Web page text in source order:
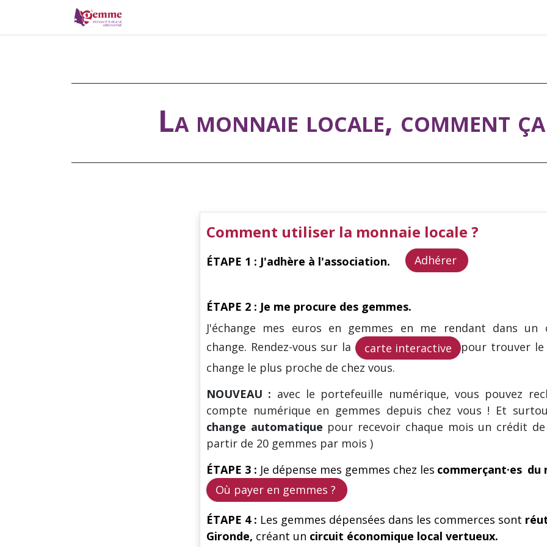
La monnaie locale, comment
Comment utiliser la monnaie locale ?
ÉTAPE 1 : J'adhère à l'association. Adhérer
ÉTAPE 2 : Je me procure des gemmes.
J'échange mes euros en gemmes en me rendant dans un
change. Rendez-vous sur la
carte interactive
pour trouver
change le plus proche de chez vous.
NOUVEAU : avec le portefeuille numérique, vous pouvez
compte numérique en gemmes depuis chez vous ! Et
change automatique pour recevoir chaque mois un crédit
partir de 20 gemmes par mois )
ÉTAPE 3 : Je dépense mes gemmes chez les commerçant·es du
Où payer en gemmes ?
ÉTAPE 4 : Les gemmes dépensées dans les commerces sont
Gironde, créant un circuit économique local vertueux.